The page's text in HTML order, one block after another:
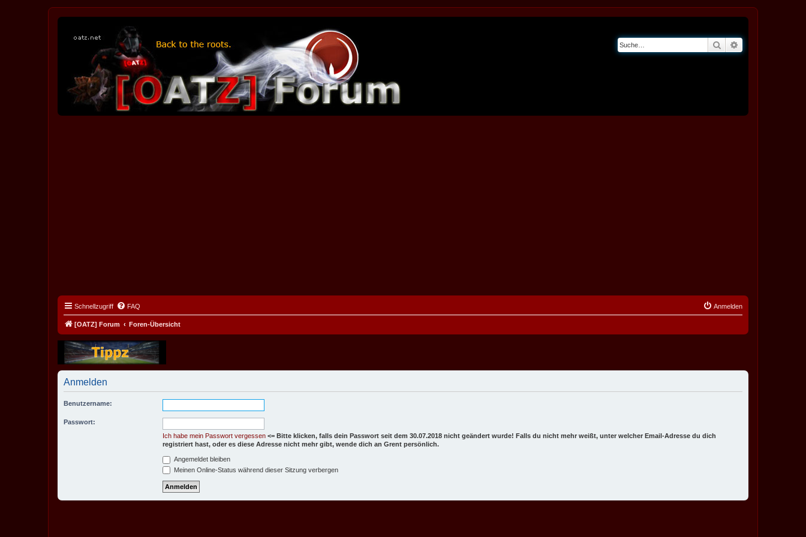
Suche
Schnellzugriff FAQ Anmelden
[OATZ] Forum Foren-Übersicht
Anmelden
Benutzername:
Passwort:
Ich habe mein Passwort vergessen <= Bitte klicken, falls dein Passwort seit dem 30.07.2018 nicht geändert wurde! Falls du nicht mehr weißt, unter welcher Email-Adresse du dich
registriert hast, oder es diese Adresse nicht mehr gibt, wende dich an Grent persönlich.
Angemeldet bleiben
Meinen Online-Status während dieser Sitzung verbergen